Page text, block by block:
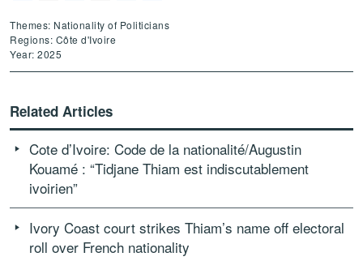
Themes: Nationality of Politicians
Regions: Côte d'Ivoire
Year: 2025
Related Articles
Cote d’Ivoire: Code de la nationalité/Augustin
Kouamé : “Tidjane Thiam est indiscutablement
ivoirien”
Ivory Coast court strikes Thiam’s name off electoral
roll over French nationality